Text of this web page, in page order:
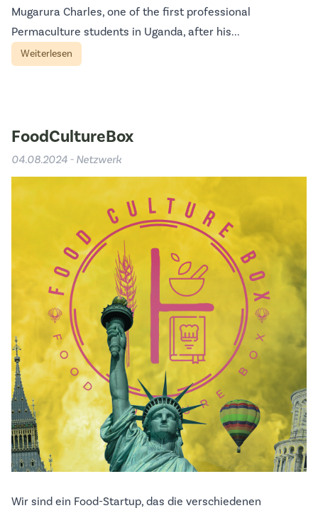
Mugarura Charles, one of the first professional
Permaculture students in Uganda, after his...
Weiterlesen
FoodCultureBox
04.08.2024 - Netzwerk
Wir sind ein Food-Startup, das die verschiedenen